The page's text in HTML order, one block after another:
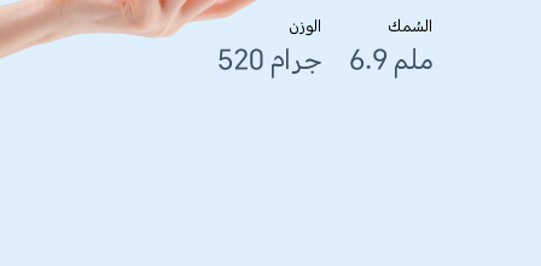
الوزن
520 جرام
السُمك
6.9 ملم